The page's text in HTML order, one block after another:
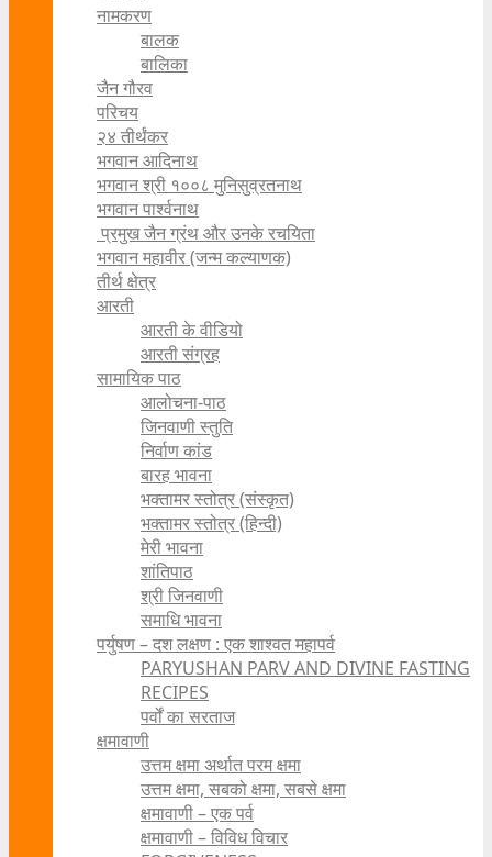
नामकरण
बालक
बालिका
जैन गौरव
परिचय
२४ तीर्थंकर
भगवान आदिनाथ
भगवान श्री १००८ मुनिसुव्रतनाथ
भगवान पार्श्वनाथ
प्रमुख जैन ग्रंथ और उनके रचयिता
भगवान महावीर (जन्म कल्याणक)
तीर्थ क्षेत्र
आरती
आरती के वीडियो
आरती संग्रह
सामायिक पाठ
आलोचना-पाठ
जिनवाणी स्तुति
निर्वाण कांड
बारह भावना
भक्तामर स्तोत्र (संस्कृत)
भक्तामर स्तोत्र (हिन्दी)
मेरी भावना
शांतिपाठ
श्री जिनवाणी
समाधि भावना
पर्युषण – दश लक्षण : एक शाश्वत महापर्व
PARYUSHAN PARV AND DIVINE FASTING
RECIPES
पर्वों का सरताज
क्षमावाणी
उत्तम क्षमा अर्थात परम क्षमा
उत्तम क्षमा, सबको क्षमा, सबसे क्षमा
क्षमावाणी – एक पर्व
क्षमावाणी – विविध विचार